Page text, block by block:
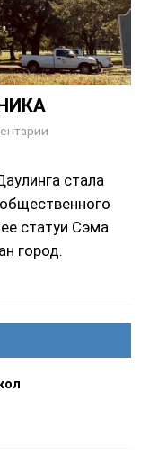
стала
статуи Сэма
город.